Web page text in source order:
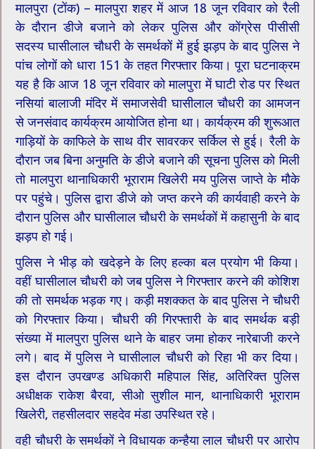
मालपुरा (टोंक) – मालपुरा शहर में आज 18 जून रविवार को रैली
के दौरान डीजे बजाने को लेकर पुलिस और कोंग्रेस पीसीसी
सदस्य घासीलाल चौधरी के समर्थकों में हुई झड़प के बाद पुलिस ने
पांच लोगों को धारा 151 के तहत गिरफ्तार किया। पूरा घटनाक्रम
यह है कि आज 18 जून रविवार को मालपुरा में घाटी रोड पर स्थित
नसियां बालाजी मंदिर में समाजसेवी घासीलाल चौधरी का आमजन
से जनसंवाद कार्यक्रम आयोजित होना था। कार्यक्रम की शुरूआत
गाड़ियों के काफिले के साथ वीर सावरकर सर्किल से हुई। रैली के
दौरान जब बिना अनुमति के डीजे बजाने की सूचना पुलिस को मिली
तो मालपुरा थानाधिकारी भूराराम खिलेरी मय पुलिस जाप्ते के मौके
पर पहुंचे। पुलिस द्वारा डीजे को जप्त करने की कार्यवाही करने के
दौरान पुलिस और घासीलाल चौधरी के समर्थकों में कहासुनी के बाद
झड़प हो गई।
पुलिस ने भीड़ को खदेड़ने के लिए हल्का बल प्रयोग भी किया।
वहीं घासीलाल चौधरी को जब पुलिस ने गिरफ्तार करने की कोशिश
की तो समर्थक भड़क गए। कड़ी मशक्कत के बाद पुलिस ने चौधरी
को गिरफ्तार किया। चौधरी की गिरफ्तारी के बाद समर्थक बड़ी
संख्या में मालपुरा पुलिस थाने के बाहर जमा होकर नारेबाजी करने
लगे। बाद में पुलिस ने घासीलाल चौधरी को रिहा भी कर दिया।
इस दौरान उपखण्ड अधिकारी महिपाल सिंह, अतिरिक्त पुलिस
अधीक्षक राकेश बैरवा, सीओ सुशील मान, थानाधिकारी भूराराम
खिलेरी, तहसीलदार सहदेव मंडा उपस्थित रहे।
वही चौधरी के समर्थकों ने विधायक कन्हैया लाल चौधरी पर आरोप